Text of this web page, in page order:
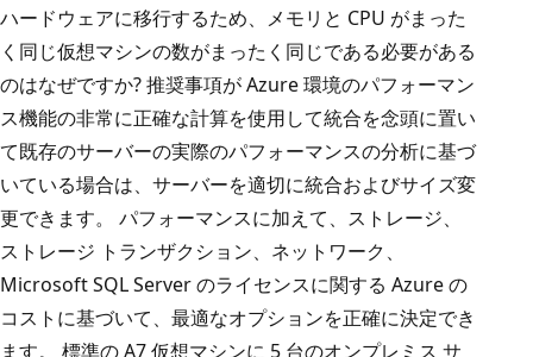
ハードウェアに移行するため、メモリと CPU がまった
く同じ仮想マシンの数がまったく同じである必要がある
のはなぜですか? 推奨事項が Azure 環境のパフォーマン
ス機能の非常に正確な計算を使用して統合を念頭に置い
て既存のサーバーの実際のパフォーマンスの分析に基づ
いている場合は、サーバーを適切に統合およびサイズ変
更できます。 パフォーマンスに加えて、ストレージ、
ストレージ トランザクション、ネットワーク、
Microsoft SQL Server のライセンスに関する Azure の
コストに基づいて、最適なオプションを正確に決定でき
ます。 標準の A7 仮想マシンに 5 台のオンプレミス サ